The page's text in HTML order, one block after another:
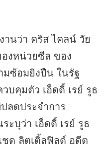
านว่า คริส ไคลน์ วัย
งหน่วยซีล ของ
มซ้อมยิงปืน ในรัฐ
บคุมตัว เอ็ดดี้ เรย์ รูธ
ลดประจำการ
ะบุว่า เอ็ดดี้ เรย์ รูธ
ด ลิตเติ้ลฟิลด์ อดีต